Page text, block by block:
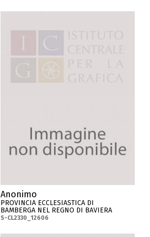
Anonimo
PROVINCIA ECCLESIASTICA DI
BAMBERGA NEL REGNO DI BAVIERA
S-CL2330_12606